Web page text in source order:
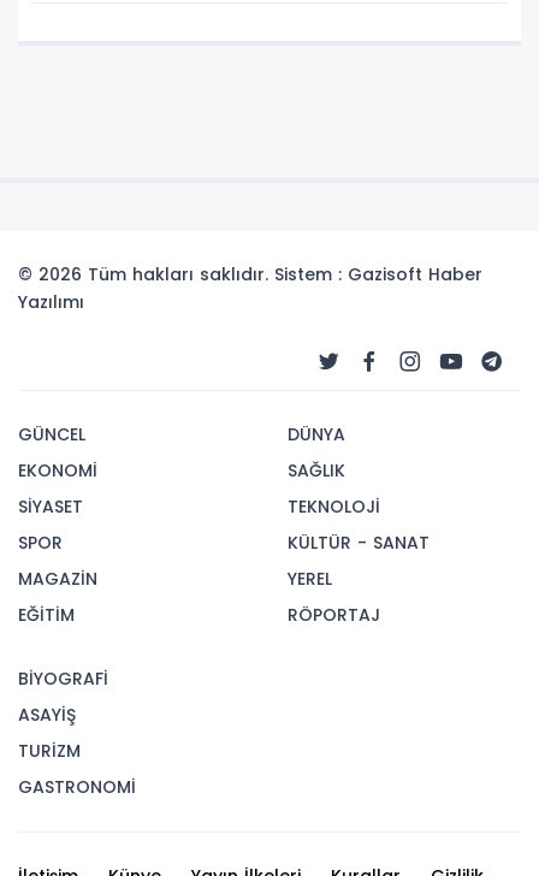
© 2026 Tüm hakları saklıdır. Sistem : Gazisoft Haber
Yazılımı
GÜNCEL
EKONOMİ
SİYASET
SPOR
MAGAZİN
EĞİTİM
DÜNYA
SAĞLIK
TEKNOLOJİ
KÜLTÜR - SANAT
YEREL
RÖPORTAJ
BİYOGRAFİ
ASAYİŞ
TURİZM
GASTRONOMİ